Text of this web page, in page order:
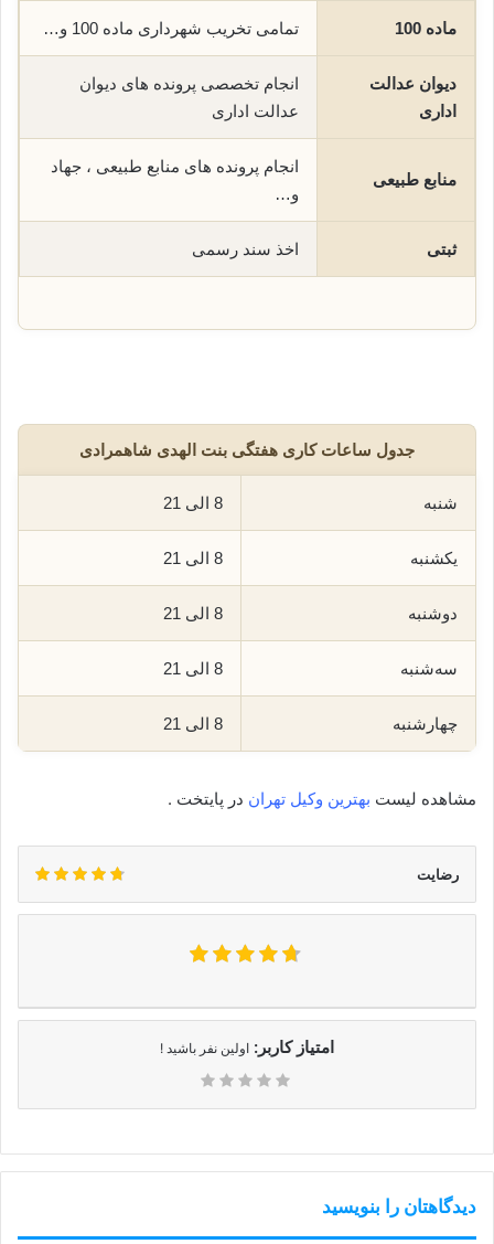
ماده 100 تمامی تخریب شهرداری ماده 100 و…
دیوان عدالت
اداری
انجام تخصصی پرونده های دیوان
عدالت اداری
منابع طبیعی
انجام پرونده های منابع طبیعی ، جهاد
و…
ثبتی اخذ سند رسمی
جدول ساعات کاری هفتگی بنت الهدی شاهمرادی
شنبه 8 الی 21
یکشنبه 8 الی 21
دوشنبه 8 الی 21
سه‌شنبه 8 الی 21
چهارشنبه 8 الی 21
مشاهده لیست بهترین وکیل تهران در پایتخت .
رضایت
امتیاز کاربر: اولین نفر باشید !
دیدگاهتان را بنویسید